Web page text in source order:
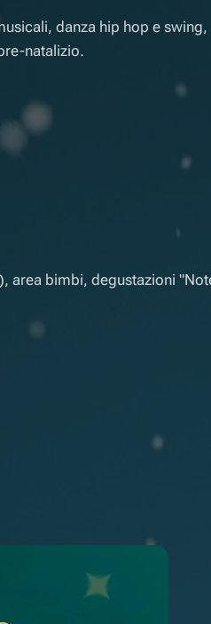
danza hip hop e swing,
natalizio.
area bimbi, degustazioni